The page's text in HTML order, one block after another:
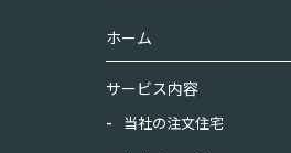
ホーム
サービス内容
当社の注文住宅